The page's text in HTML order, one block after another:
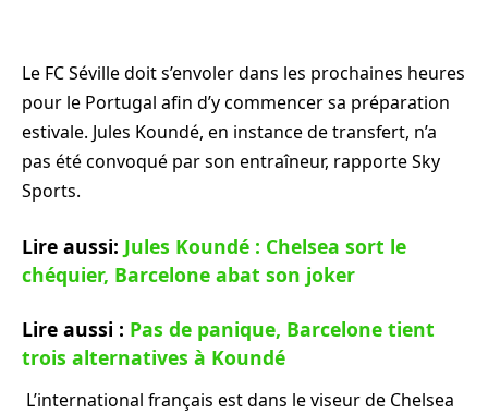
Le FC Séville doit s’envoler dans les prochaines heures
pour le Portugal afin d’y commencer sa préparation
estivale. Jules Koundé, en instance de transfert, n’a
pas été convoqué par son entraîneur, rapporte Sky
Sports.
Lire aussi: Jules Koundé : Chelsea sort le
chéquier, Barcelone abat son joker
Lire aussi : Pas de panique, Barcelone tient
trois alternatives à Koundé
L’international français est dans le viseur de Chelsea